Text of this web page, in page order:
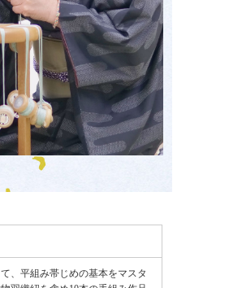
、平組み帯じめの基本をマスタ